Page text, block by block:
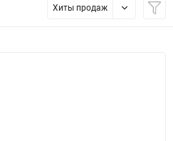
Хиты продаж